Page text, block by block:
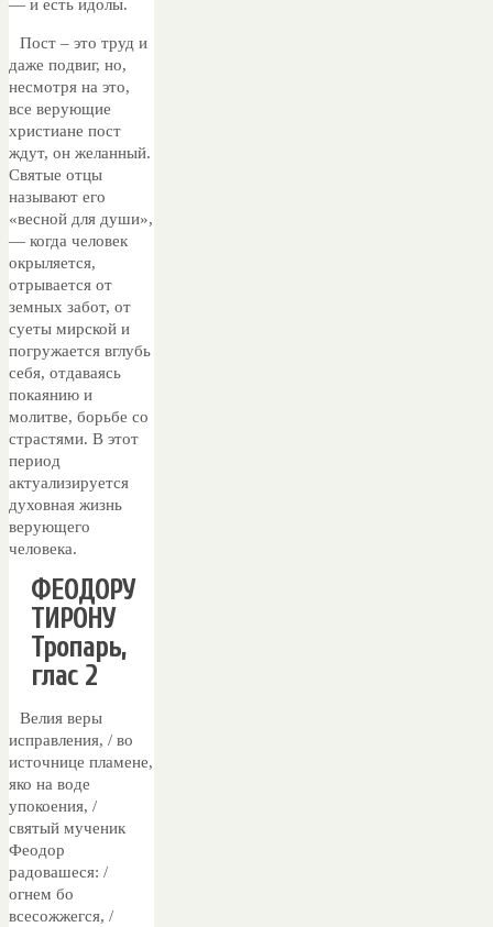
— и есть идолы.
Пост – это труд и
даже подвиг, но,
несмотря на это,
все верующие
христиане пост
ждут, он желанный.
Святые отцы
называют его
«весной для души»,
— когда человек
окрыляется,
отрывается от
земных забот, от
суеты мирской и
погружается вглубь
себя, отдаваясь
покаянию и
молитве, борьбе со
страстями. В этот
период
актуализируется
духовная жизнь
верующего
человека.
ФЕОДОРУ
ТИРОНУ
Тропарь,
глас 2
Велия веры
исправления, / во
источнице пламене,
яко на воде
упокоения, /
святый мученик
Феодор
радовашеся: /
огнем бо
всесожжегся, /